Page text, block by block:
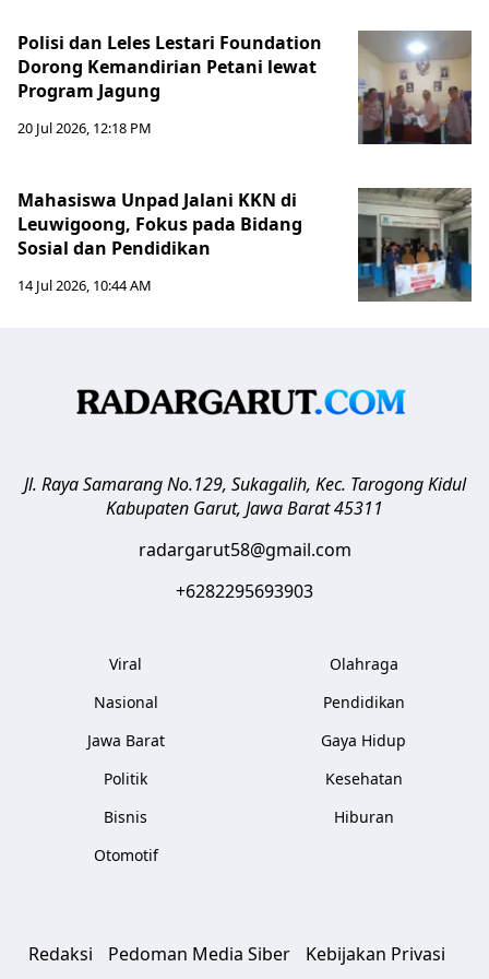
Polisi dan Leles Lestari Foundation
Dorong Kemandirian Petani lewat
Program Jagung
20 Jul 2026, 12:18 PM
Mahasiswa Unpad Jalani KKN di
Leuwigoong, Fokus pada Bidang
Sosial dan Pendidikan
14 Jul 2026, 10:44 AM
Jl. Raya Samarang No.129, Sukagalih, Kec. Tarogong Kidul
Kabupaten Garut, Jawa Barat45311
radargarut58@gmail.com
+6282295693903
Viral
Nasional
Jawa Barat
Politik
Bisnis
Otomotif
Olahraga
Pendidikan
Gaya Hidup
Kesehatan
Hiburan
Redaksi Pedoman Media Siber Kebijakan Privasi